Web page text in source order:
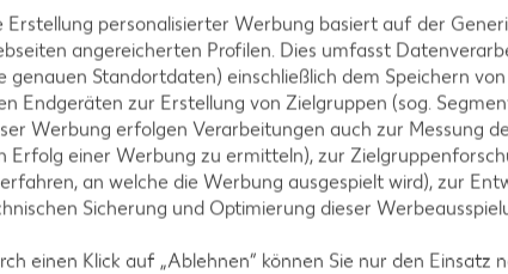
dünn ausrollen. Auf ein gefettetes
und mit Zwiebel- und Tomatenwürfeln
verteilen. Im vorgeheiztem Backofen bei
Umluft 180 Grad). Nach Wunsch mit
Erstellung personalisierter Werbung basiert auf der
angereicherten Profilen. Dies umfasst
genauen Standortdaten) einschließlich dem Speichern
Endgeräten zur Erstellung von Zielgruppen (sog.
Werbung erfolgen Verarbeitungen auch zur Messung
Erfolg einer Werbung zu ermitteln), zur
an welche die Werbung ausgespielt wird), zur
Sicherung und Optimierung dieser
einen Klick auf „Ablehnen“ können Sie nur den Einsatz